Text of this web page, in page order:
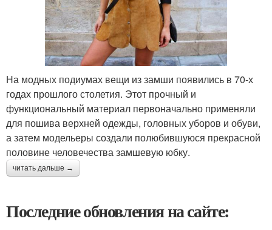
На модных подиумах вещи из замши появились в 70-х
годах прошлого столетия. Этот прочный и
функциональный материал первоначально применяли
для пошива верхней одежды, головных уборов и обуви,
а затем модельеры создали полюбившуюся прекрасной
половине человечества замшевую юбку.
читать дальше →
Последние обновления на сайте: